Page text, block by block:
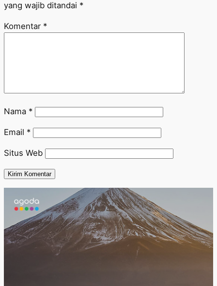
yang wajib ditandai *
Komentar *
Nama *
Email *
Situs Web